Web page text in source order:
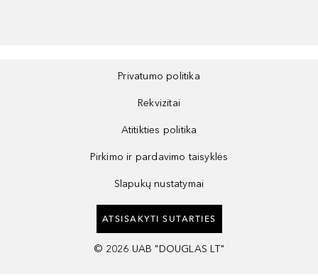
Privatumo politika
Rekvizitai
Atitikties politika
Pirkimo ir pardavimo taisyklės
Slapukų nustatymai
ATSISAKYTI SUTARTIES
© 2026 UAB "DOUGLAS LT"